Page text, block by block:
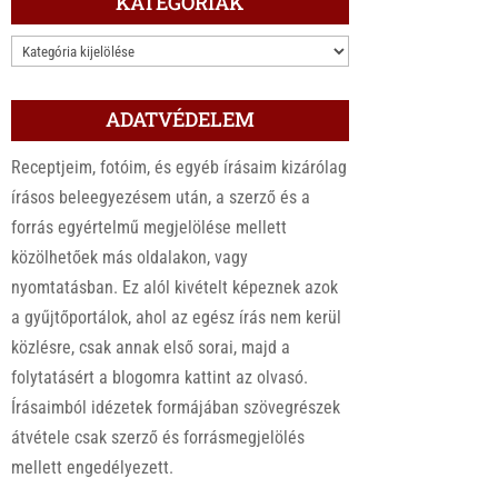
KATEGÓRIÁK
ADATVÉDELEM
Receptjeim, fotóim, és egyéb írásaim kizárólag
írásos beleegyezésem után, a szerző és a
forrás egyértelmű megjelölése mellett
közölhetőek más oldalakon, vagy
nyomtatásban. Ez alól kivételt képeznek azok
a gyűjtőportálok, ahol az egész írás nem kerül
közlésre, csak annak első sorai, majd a
folytatásért a blogomra kattint az olvasó.
Írásaimból idézetek formájában szövegrészek
átvétele csak szerző és forrásmegjelölés
mellett engedélyezett.